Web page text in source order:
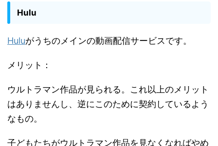
Hulu
Huluがうちのメインの動画配信サービスです。
メリット：
ウルトラマン作品が見られる。これ以上のメリット
はありませんし、逆にこのために契約しているよう
なもの。
子どもたちがウルトラマン作品を見なくなればやめ